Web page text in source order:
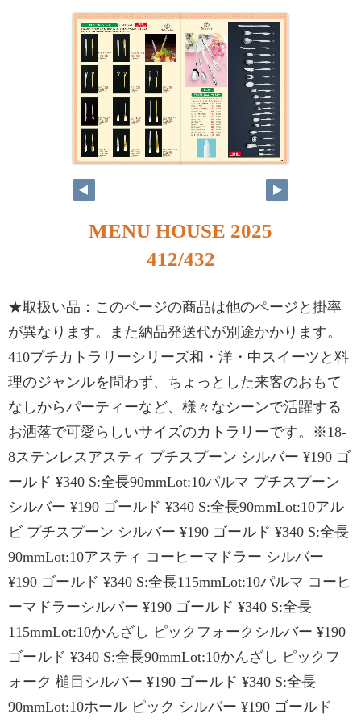
MENU HOUSE 2025
412/432
★取扱い品：このページの商品は他のページと掛率
が異なります。また納品発送代が別途かかります。
410プチカトラリーシリーズ和・洋・中スイーツと料
理のジャンルを問わず、ちょっとした来客のおもて
なしからパーティーなど、様々なシーンで活躍する
お洒落で可愛らしいサイズのカトラリーです。※18-
8ステンレスアスティ プチスプーン シルバー ¥190 ゴ
ールド ¥340 S:全長90mmLot:10パルマ プチスプーン
シルバー ¥190 ゴールド ¥340 S:全長90mmLot:10アル
ビ プチスプーン シルバー ¥190 ゴールド ¥340 S:全長
90mmLot:10アスティ コーヒーマドラー シルバー
¥190 ゴールド ¥340 S:全長115mmLot:10パルマ コーヒ
ーマドラーシルバー ¥190 ゴールド ¥340 S:全長
115mmLot:10かんざし ピックフォークシルバー ¥190
ゴールド ¥340 S:全長90mmLot:10かんざし ピックフ
ォーク 槌目シルバー ¥190 ゴールド ¥340 S:全長
90mmLot:10ホール ピック シルバー ¥190 ゴールド